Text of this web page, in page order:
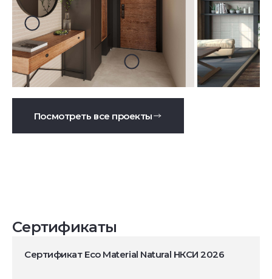
Посмотреть все проекты
Сертификаты
Сертификат Eco Material Natural НКСИ 2026